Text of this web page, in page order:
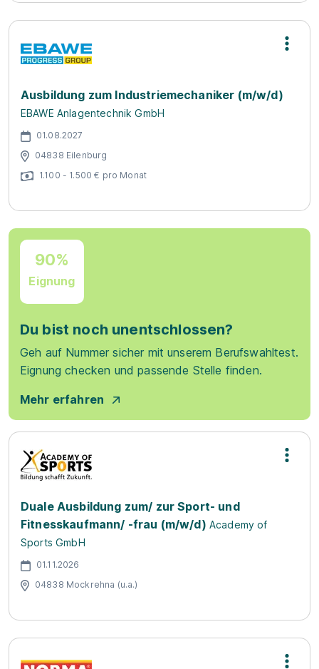
Ausbildung zum Industriemechaniker (m/w/d)
EBAWE Anlagentechnik GmbH
01.08.2027
04838 Eilenburg
1.100 - 1.500 € pro Monat
90%
Eignung
Du bist noch unentschlossen?
Geh auf Nummer sicher mit unserem Berufswahltest.
Eignung checken und passende Stelle finden.
Mehr erfahren
Duale Ausbildung zum/ zur Sport- und
Fitnesskaufmann/ -frau (m/w/d) Academy of
Sports GmbH
01.11.2026
04838 Mockrehna (u.a.)